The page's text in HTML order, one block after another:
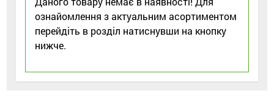
ознайомлення з актуальним асортиментом
перейдіть в розділ натиснувши на кнопку
нижче.